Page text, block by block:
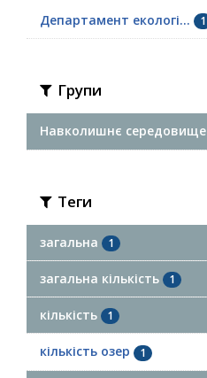
Департамент екологі... 1
Групи
Навколишнє середовище
Теги
загальна 1
загальна кількість 1
кількість 1
кількість озер 1